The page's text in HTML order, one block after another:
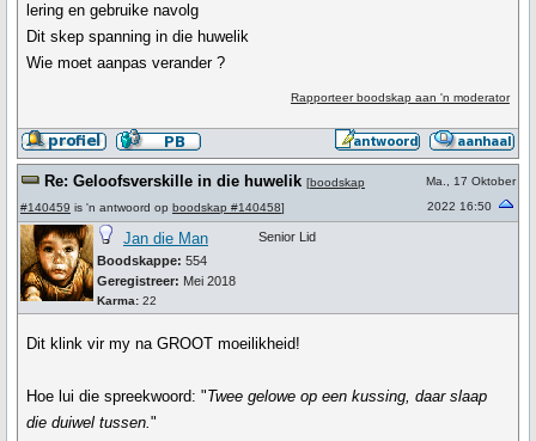
lering en gebruike navolg
Dit skep spanning in die huwelik
Wie moet aanpas verander ?
Rapporteer boodskap aan 'n moderator
Re: Geloofsverskille in die huwelik [boodskap
#140459 is 'n antwoord op boodskap #140458]
Ma., 17 Oktober
2022 16:50
Jan die Man
Boodskappe: 554
Geregistreer: Mei 2018
Karma: 22
Senior Lid
Dit klink vir my na GROOT moeilikheid!
Hoe lui die spreekwoord: "Twee gelowe op een kussing, daar slaap
die duiwel tussen."